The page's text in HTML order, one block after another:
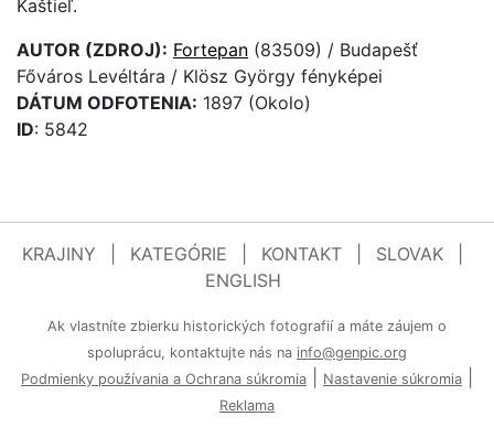
Kaštieľ.
AUTOR (ZDROJ): Fortepan (83509) / Budapešť
Főváros Levéltára / Klösz György fényképei
DÁTUM ODFOTENIA: 1897 (Okolo)
ID: 5842
KRAJINY KATEGÓRIE KONTAKT SLOVAK
ENGLISH
Ak vlastníte zbierku historických fotografií a máte záujem o
spoluprácu, kontaktujte nás na info@genpic.org
Podmienky používania a Ochrana súkromia
Nastavenie súkromia
Reklama